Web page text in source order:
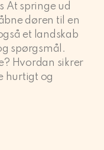
At springe ud
døren til en
et landskab
spørgsmål.
Hvordan sikrer
hurtigt og